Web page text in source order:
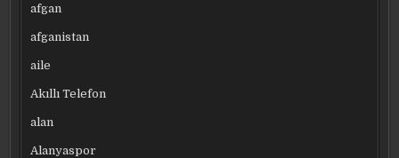
afgan
afganistan
aile
Akıllı Telefon
alan
Alanyaspor